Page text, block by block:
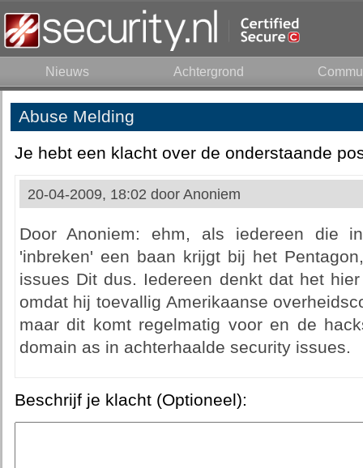
Nieuws Achtergrond
Abuse Melding
Je hebt een klacht over de onderstaande
20-04-2009, 18:02 door Anoniem
Door Anoniem: ehm, als iedereen die
'inbreken' een baan krijgt bij het
issues Dit dus. Iedereen denkt dat het
omdat hij toevallig Amerikaanse
maar dit komt regelmatig voor en de
domain as in achterhaalde security issues.
Beschrijf je klacht (Optioneel):